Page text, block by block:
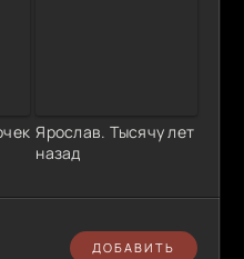
Ярослав. Тысячу лет
назад
ДОБАВИТЬ